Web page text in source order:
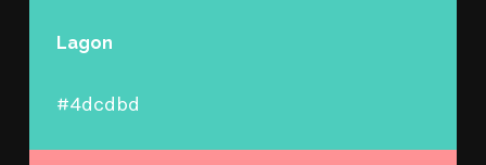
Lagon
#4dcdbd